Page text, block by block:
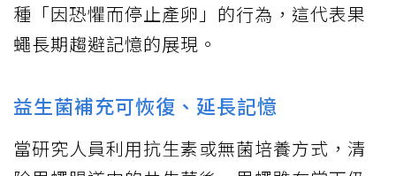
種「因恐懼而停止產卵」的行為，這代表果
蠅長期趨避記憶的展現。
益生菌補充可恢復、延長記憶
當研究人員利用抗生素或無菌培養方式，清